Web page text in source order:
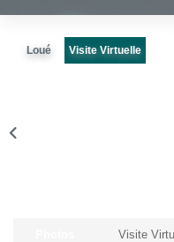
La
À
Loué Visite Virtuelle
Visite